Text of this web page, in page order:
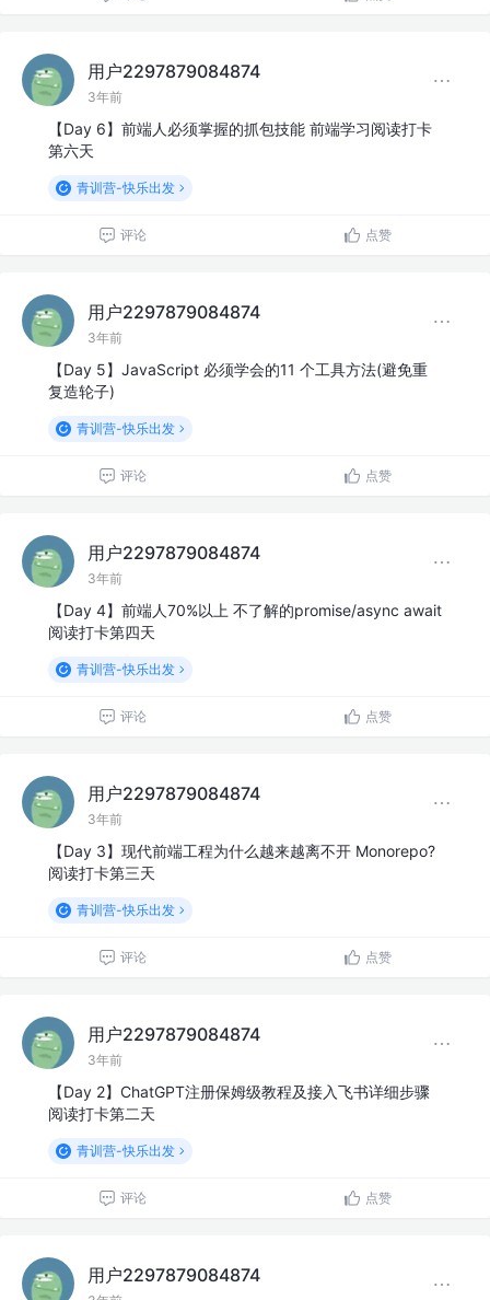
用户2297879084874
3年前
【Day 6】前端人必须掌握的抓包技能 前端学习阅读打卡
第六天
青训营-快乐出发
评论 点赞
用户2297879084874
3年前
【Day 5】JavaScript 必须学会的11 个工具方法(避免重
复造轮子)
青训营-快乐出发
评论 点赞
用户2297879084874
3年前
【Day 4】前端人70%以上 不了解的promise/async await
阅读打卡第四天
青训营-快乐出发
评论 点赞
用户2297879084874
3年前
【Day 3】现代前端工程为什么越来越离不开 Monorepo?
阅读打卡第三天
青训营-快乐出发
评论 点赞
用户2297879084874
3年前
【Day 2】ChatGPT注册保姆级教程及接入飞书详细步骤
阅读打卡第二天
青训营-快乐出发
评论 点赞
用户2297879084874